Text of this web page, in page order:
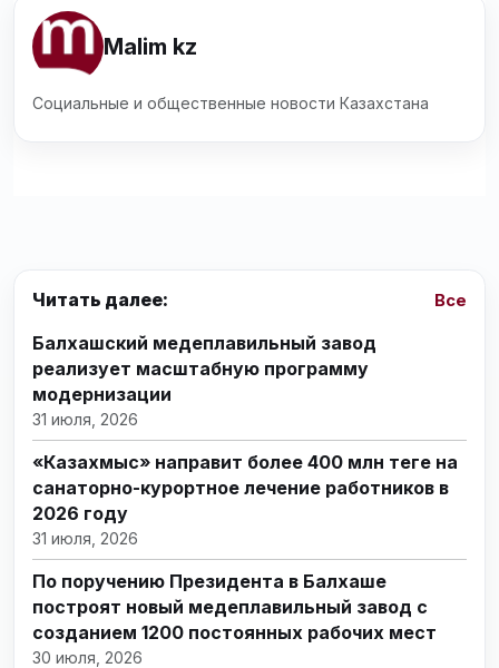
Malim kz
Социальные и общественные новости Казахстана
Читать далее: Все
Балхашский медеплавильный завод
реализует масштабную программу
модернизации
31 июля, 2026
«Казахмыс» направит более 400 млн теңге на
санаторно-курортное лечение работников в
2026 году
31 июля, 2026
По поручению Президента в Балхаше
построят новый медеплавильный завод с
созданием 1200 постоянных рабочих мест
30 июля, 2026